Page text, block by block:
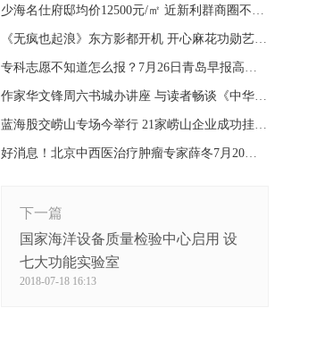
少海名仕府邸均价12500元/㎡ 近新利群商圈不限购
《无疯也起浪》东方影都开机 开心麻花功勋艺人加盟
专科志愿不知道怎么报？7月26日青岛早报高招会帮支招
作家华文锋周六书城办讲座 与读者畅谈《中华史诗》
蓝海股交崂山专场今举行 21家崂山企业成功挂牌(图)
好消息！北京中西医治疗肿瘤专家薛冬7月20日来青坐诊
下一篇
国家海洋设备质量检验中心启用 设
七大功能实验室
2018-07-18 16:13